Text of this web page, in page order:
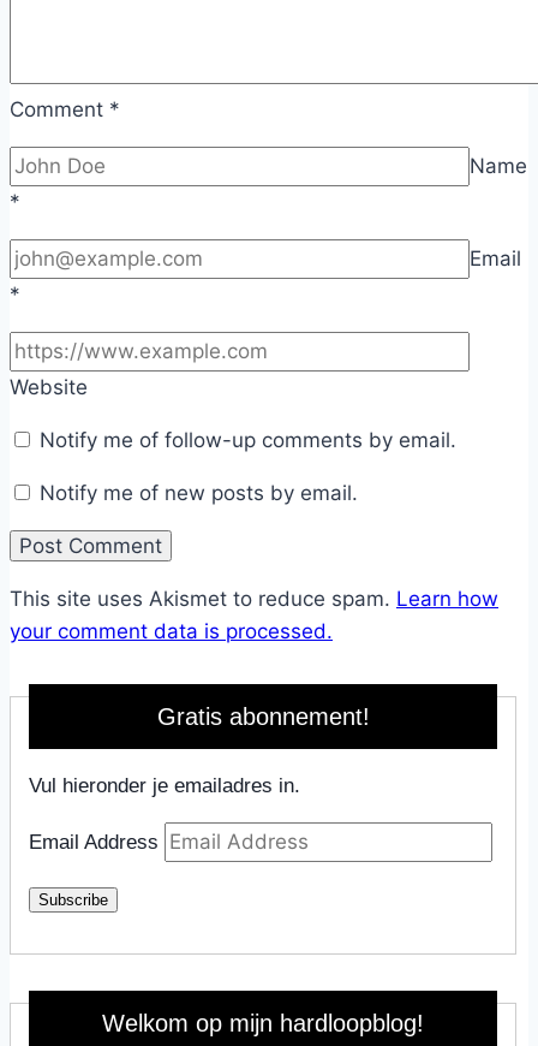
Comment *
Name
*
Email
*
Website
Notify me of follow-up comments by email.
Notify me of new posts by email.
This site uses Akismet to reduce spam. Learn how
your comment data is processed.
Gratis abonnement!
Vul hieronder je emailadres in.
Email Address
Subscribe
Welkom op mijn hardloopblog!